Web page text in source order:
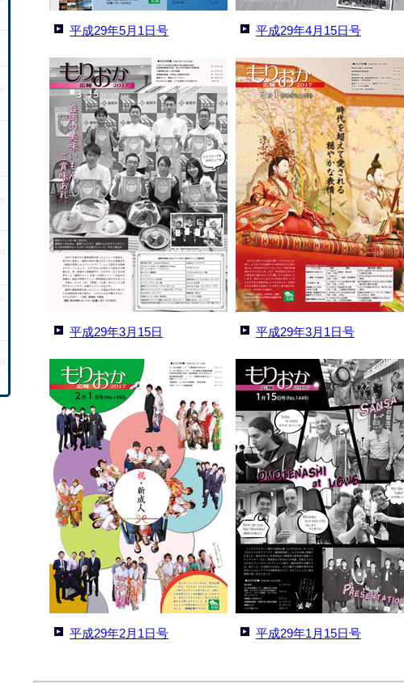
平成29年5月1日号 平成29年4月15日号
平成29年3月15日 平成29年3月1日号
平成29年2月1日号 平成29年1月15日号